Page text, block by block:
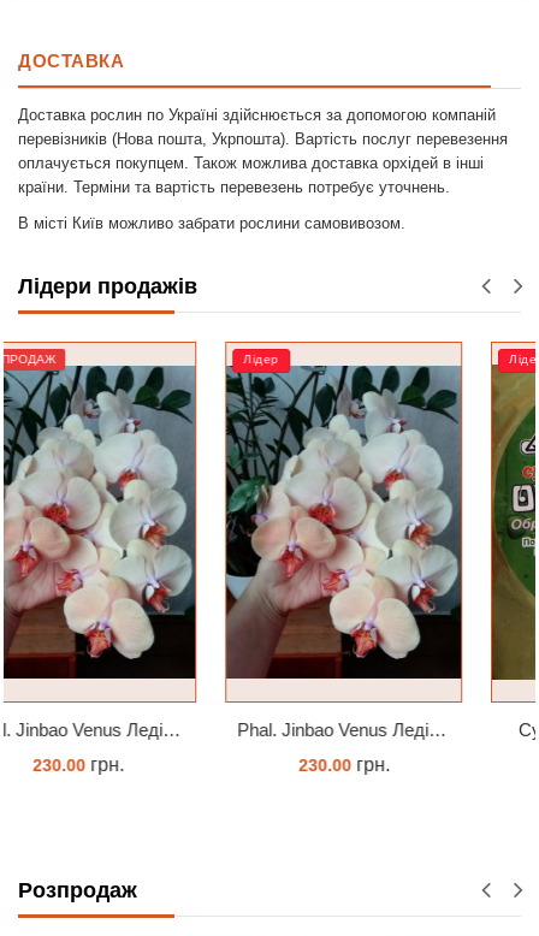
ДОСТАВКА
Доставка рослин по Україні здійснюється за допомогою компаній
перевізників (Нова пошта, Укрпошта). Вартість послуг перевезення
оплачується покупцем. Також можлива доставка орхідей в інші
країни. Терміни та вартість перевезень потребує уточнень.
В місті Київ можливо забрати рослини самовивозом.
Лідери продажів
Phal. Jinbao Venus Леді Мармелад 1.7 (торфстакан)
230.00
Субстрат для орхідей
Розпродаж